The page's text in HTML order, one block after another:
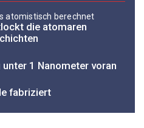
atomistisch berechnet
die atomaren
1 Nanometer voran
fabriziert